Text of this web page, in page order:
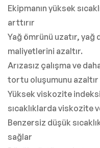
Ekipmanın yüksek
arttırır
Yağ ömrünü uzatır, yağ
maliyetlerini azaltır.
Arızasız çalışma ve
tortu oluşumunu azaltır
Yüksek viskozite
sıcaklıklarda viskozite
Benzersiz düşük
sağlar